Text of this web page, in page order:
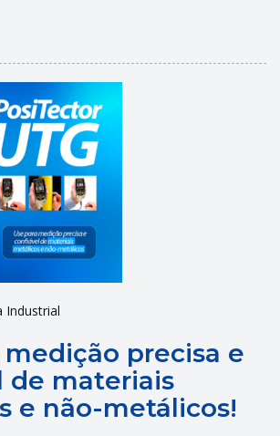
Industrial
medição precisa e
de materiais
e não-metálicos!